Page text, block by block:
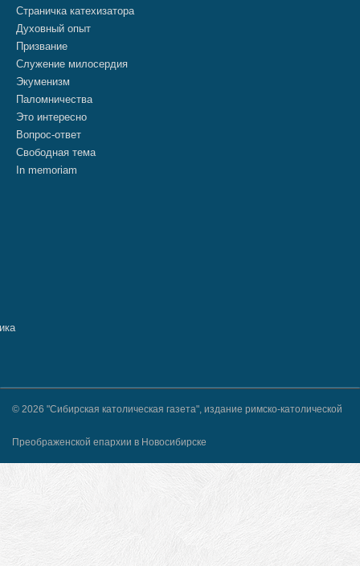
Страничка катехизатора
Духовный опыт
Призвание
Служение милосердия
Экуменизм
Паломничества
Это интересно
Вопрос-ответ
Свободная тема
In memoriam
© 2026 "Сибирская католическая газета", издание римско-католической
Преображенской епархии в Новосибирске